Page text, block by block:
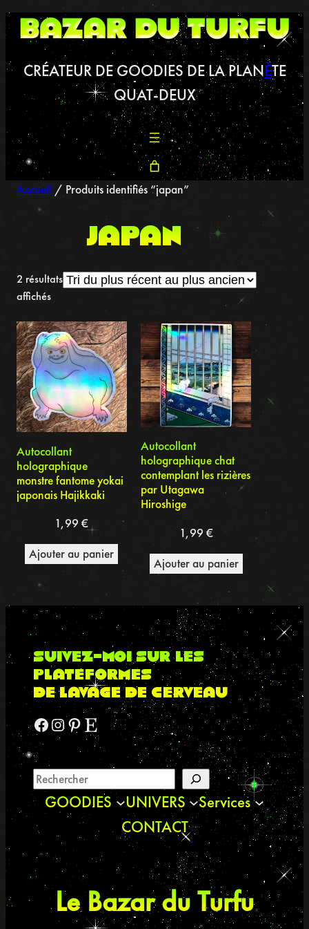
Aller
au
CRÉATEUR DE GOODIES DE LA PLANÈTE
QUAT-DEUX
Accueil / Produits identifiés “japan”
japan
2 résultats
affichésTrié
plus
récent
au
plus
ancien
Autocollant
holographique
monstre fantome yokai
japonais Hajikkaki
1,99€
Ajouter au panier
Autocollant
holographique chat
contemplant les rizières
par Utagawa
Hiroshige
1,99 €
Ajouter au panier
suivez-moi sur les
plateformes
de lavage de cerveau
Facebook Instagram Pinterest Etsy
GOODIES UNIVERS
Services
CONTACT
Le Bazar du Turfu